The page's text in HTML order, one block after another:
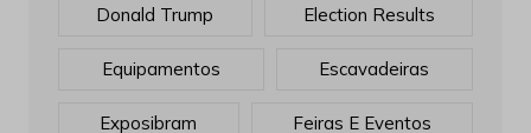
Donald Trump Election Results
Equipamentos Escavadeiras
Exposibram Feiras E Eventos